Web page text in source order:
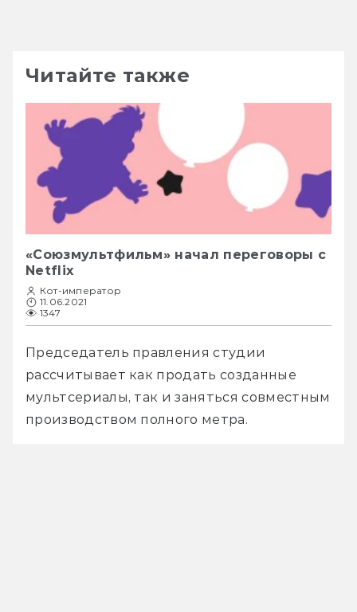
Читайте также
«Союзмультфильм» начал переговоры с
Netflix
Кот-император
11.06.2021
1347
Председатель правления студии
рассчитывает как продать созданные
мультсериалы, так и заняться совместным
производством полного метра.